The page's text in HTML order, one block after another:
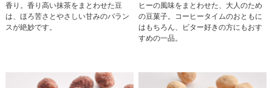
香り。香り高い抹茶をまとわせた豆
は、ほろ苦さとやさしい甘みのバラン
スが絶妙です。
ヒーの風味をまとわせた、大人のため
の豆菓子。コーヒータイムのおともに
はもちろん、ビター好きの方にもおす
すめの一品。